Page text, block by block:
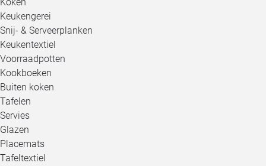
Keukengerei
Snij- & Serveerplanken
Keukentextiel
Voorraadpotten
Kookboeken
Buiten koken
Tafelen
Servies
Glazen
Placemats
Tafeltextiel